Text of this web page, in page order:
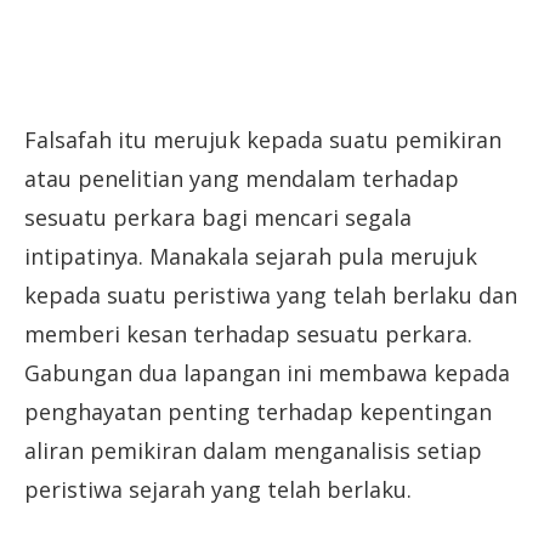
Falsafah itu merujuk kepada suatu pemikiran
atau penelitian yang mendalam terhadap
sesuatu perkara bagi mencari segala
intipatinya. Manakala sejarah pula merujuk
kepada suatu peristiwa yang telah berlaku dan
memberi kesan terhadap sesuatu perkara.
Gabungan dua lapangan ini membawa kepada
penghayatan penting terhadap kepentingan
aliran pemikiran dalam menganalisis setiap
peristiwa sejarah yang telah berlaku.